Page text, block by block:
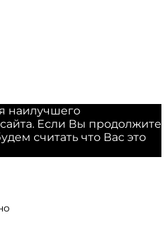
наилучшего
Если Вы продолжите
считать что Вас это